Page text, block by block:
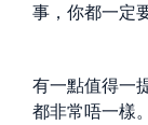
事，你都一定
有一點值得一
都非常唔一樣